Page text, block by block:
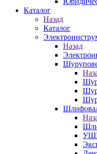
Каталог
Назад
Каталог
Назад